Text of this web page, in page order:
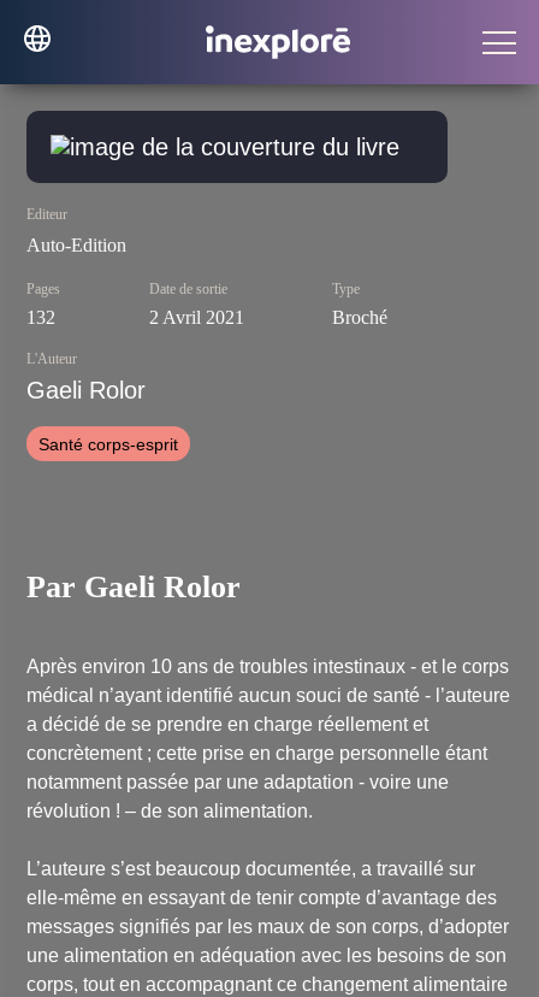
Editeur
Auto-Edition
Pages
132
Date de sortie
2 Avril 2021
Type
Broché
L'Auteur
Gaeli Rolor
Santé corps-esprit
Par Gaeli Rolor
Après environ 10 ans de troubles intestinaux - et le corps
médical n’ayant identifié aucun souci de santé - l’auteure
a décidé de se prendre en charge réellement et
concrètement ; cette prise en charge personnelle étant
notamment passée par une adaptation - voire une
révolution ! – de son alimentation.
L’auteure s’est beaucoup documentée, a travaillé sur
elle-même en essayant de tenir compte d’avantage des
messages signifiés par les maux de son corps, d’adopter
une alimentation en adéquation avec les besoins de son
corps, tout en accompagnant ce changement alimentaire